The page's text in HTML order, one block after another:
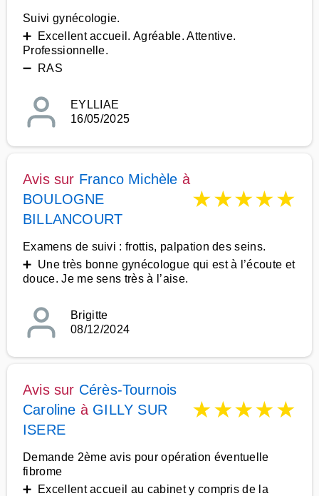
Suivi gynécologie.
➕ Excellent accueil. Agréable. Attentive.
Professionnelle.
➖ RAS
EYLLIAE
16/05/2025
Avis sur Franco Michèle à
BOULOGNE
BILLANCOURT
★★★★★
Examens de suivi : frottis, palpation des seins.
➕ Une très bonne gynécologue qui est à l’écoute et
douce. Je me sens très à l’aise.
Brigitte
08/12/2024
Avis sur Cérès-Tournois
Caroline à GILLY SUR
ISERE
★★★★★
Demande 2ème avis pour opération éventuelle
fibrome
➕ Excellent accueil au cabinet y compris de la